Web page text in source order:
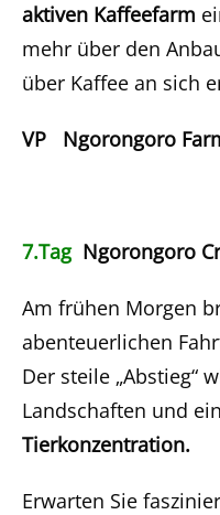
aktiven Kaffeefarm
mehr über den
über Kaffee an sich
VP Ngorongoro
7.TagNgorongoro
Am frühen Morgen
abenteuerlichen
Der steile „Abstieg“
Landschaften und
Tierkonzentration.
Erwarten Sie